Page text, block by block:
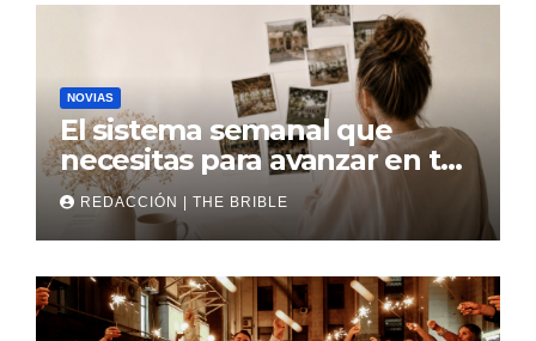
NOVIAS
El sistema semanal que
necesitas para avanzar en tu
boda
REDACCIÓN | THE BRIBLE